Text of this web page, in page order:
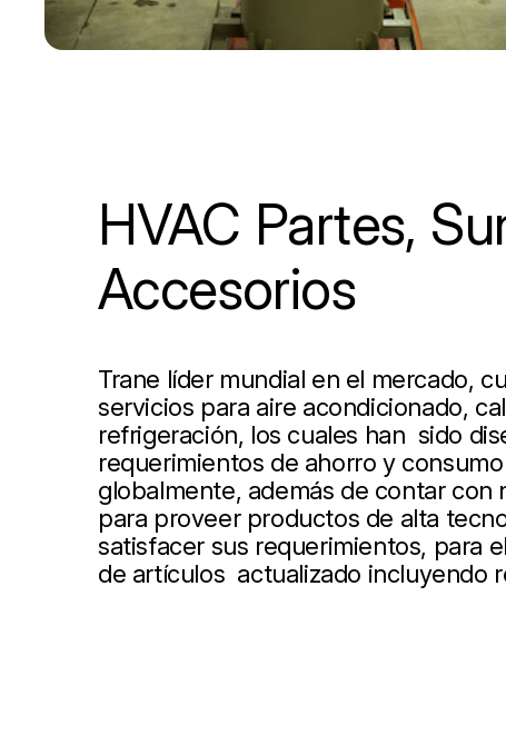
HVAC Partes,
Accesorios
Trane líder mundial en el mercado,
servicios para aire acondicionado,
refrigeración, los cuales han sido
requerimientos de ahorro y
globalmente, además de contar con
para proveer productos de alta
satisfacer sus requerimientos, para
de artículos actualizado incluyendo